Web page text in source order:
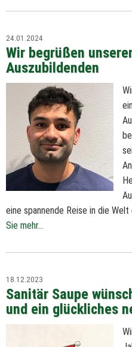
24.01.2024
Wir begrüßen
Auszubildenden
eine spannende Reise in die
Sie mehr...
18.12.2023
Sanitär Saupe
und ein glückliches